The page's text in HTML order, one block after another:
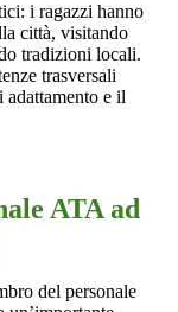
i ragazzi hanno
città, visitando
tradizioni locali.
trasversali
adattamento e il
ATA ad
del personale